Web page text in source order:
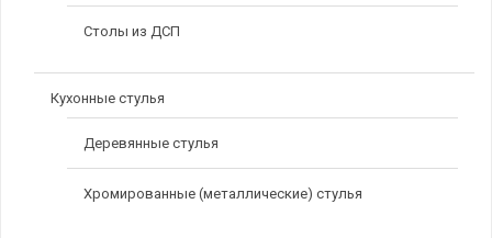
Столы из ДСП
Кухонные стулья
Деревянные стулья
Хромированные (металлические) стулья